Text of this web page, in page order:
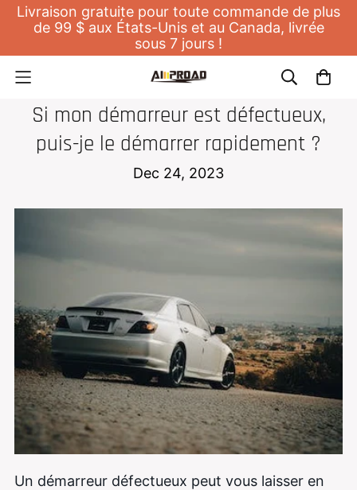
Livraison gratuite pour toute commande de plus
de 99 $ aux États-Unis et au Canada, livrée
sous 7 jours !
Si mon démarreur est défectueux,
puis-je le démarrer rapidement ?
Dec 24, 2023
Un démarreur défectueux peut vous laisser en